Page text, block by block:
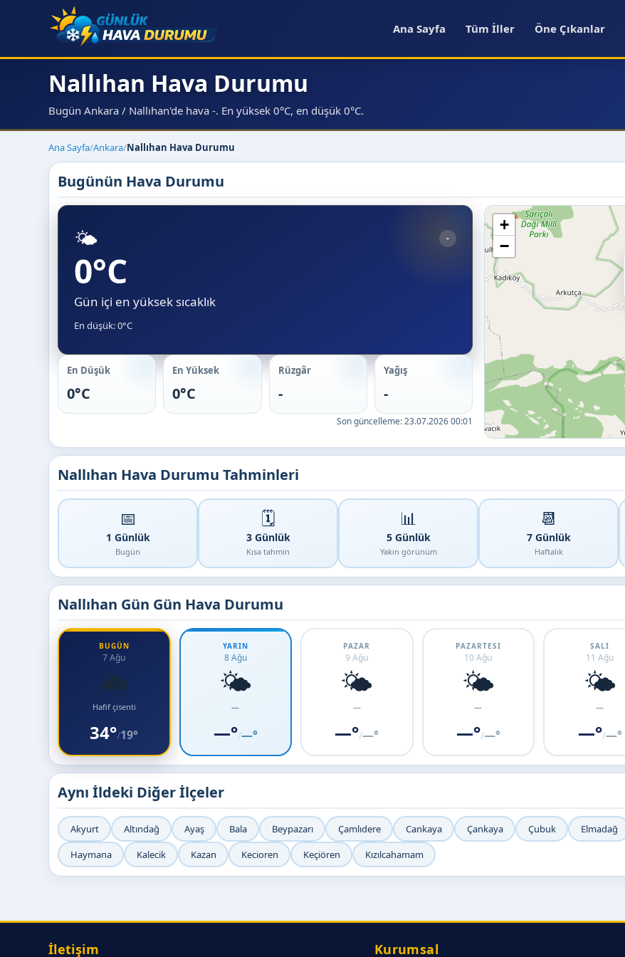
Ana Sayfa Tüm İller Öne Çıkanlar
Nallıhan Hava Durumu
Bugün Ankara / Nallıhan'de hava -. En yüksek 0°C, en düşük 0°C.
Ana Sayfa/Ankara/Nallıhan Hava Durumu
Bugünün Hava Durumu
🌤️ -
0°C
Gün içi en yüksek sıcaklık
En düşük: 0°C
En Düşük
0°C
En Yüksek
0°C
Rüzgâr
-
Yağış
-
Son güncelleme:23.07.2026 00:01
+
−
Nallıhan Hava Durumu Tahminleri
📅
1 Günlük
Bugün
🗓️
3 Günlük
Kısa tahmin
📊
5 Günlük
Yakın görünüm
📆
7 Günlük
Haftalık
Nallıhan Gün Gün Hava Durumu
BUGÜN
7 Ağu
🌦️
Hafif çisenti
34°/19°
YARIN
8 Ağu
🌤️
—
—°/—°
PAZAR
9 Ağu
🌤️
—
—°/—°
PAZARTESI
10 Ağu
🌤️
—
—°/—°
SALI
11 Ağu
🌤️
—
—°/—°
Aynı İldeki Diğer İlçeler
Akyurt Altındağ Ayaş Bala Beypazarı Çamlıdere Cankaya Çankaya Çubuk Elmadağ
Haymana
Kalecik Kazan Kecioren Keçiören Kızılcahamam
İletişim Kurumsal